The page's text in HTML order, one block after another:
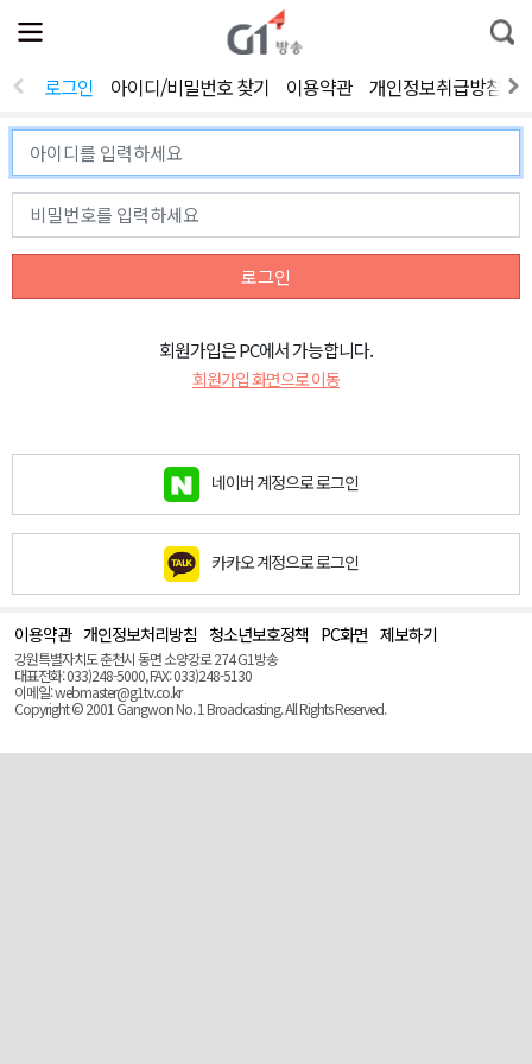
전
체
뉴
열
통
합
색
로그인 아이디/비밀번호 찾기 이용약관 개인정보취급방침
로그인
회원가입은 PC에서 가능합니다.
회원가입 화면으로 이동
네이버 계정으로 로그인
카카오 계정으로 로그인
이용약관 개인정보처리방침 청소년보호정책 PC화면 제보하기
강원특별자치도 춘천시 동면 소양강로 274 G1방송
대표전화: 033)248-5000, FAX: 033)248-5130
이메일: webmaster@g1tv.co.kr
Copyright © 2001 Gangwon No. 1 Broadcasting. All Rights Reserved.